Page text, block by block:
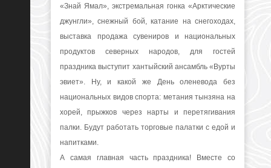
«Знай Ямал», экстремальная гонка «Арктические
джунгли», снежный бой, катание на снегоходах,
выставка продажа сувениров и национальных
продуктов северных народов, для гостей
праздника выступит хантыйский ансамбль «Вурты
эвиет». Ну, и какой же День оленевода без
национальных видов спорта: метания тынзяна на
хорей, прыжков через нарты и перетягивания
палки. Будут работать торговые палатки с едой и
напитками.
А самая главная часть праздника! Вместе со